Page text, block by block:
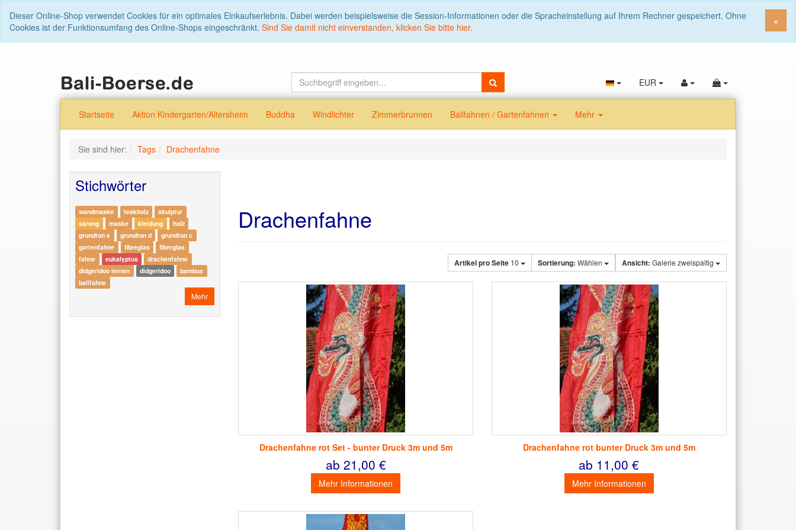
×
Dieser Online-Shop verwendet Cookies für ein optimales Einkaufserlebnis. Dabei werden beispielsweise die Session-Informationen oder die Spracheinstellung auf Ihrem Rechner gespeichert. Ohne
Cookies ist der Funktionsumfang des Online-Shops eingeschränkt. Sind Sie damit nicht einverstanden, klicken Sie bitte hier.
EUR
Startseite Aktion Kindergarten/Altersheim Buddha Windlichter Zimmerbrunnen Balifahnen / Gartenfahnen Mehr
Sie sind hier: Tags Drachenfahne
Stichwörter
wandmaske teakholz
skulptur
sarong
maske kleidung
holz
grundton e
grundton d
grundton c
gartenfahne
fibreglas
fiberglas
fahne
eukalyptus
drachenfahne
didgeridoo lernen
didgeridoo
bambus
balifahne
Mehr
Drachenfahne
Ansicht: Galerie zweispaltig
Sortierung: Wählen
Artikel pro Seite 10
Drachenfahne rot Set - bunter Druck 3m und 5m
ab 21,00 €
Mehr Informationen
Drachenfahne rot bunter Druck 3m und 5m
ab 11,00 €
Mehr Informationen